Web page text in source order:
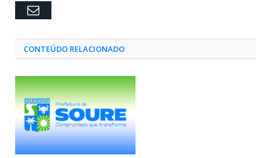
Email
CONTEÚDO RELACIONADO